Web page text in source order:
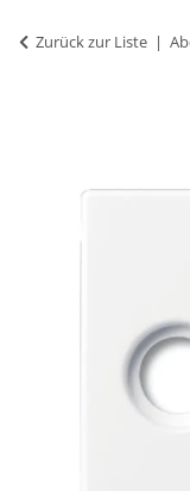
Zurück zur Liste